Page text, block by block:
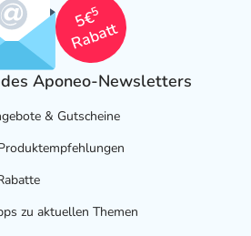
5€
5
Rabatt
Aponeo-Newsletters
& Gutscheine
zu aktuellen Themen